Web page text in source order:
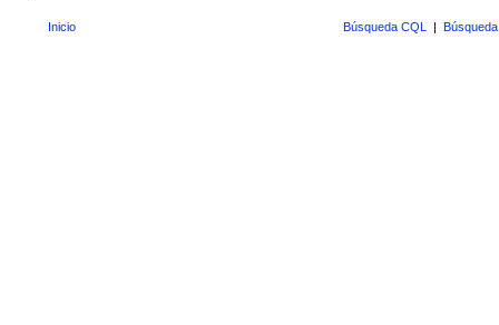
Inicio Búsqueda CQL